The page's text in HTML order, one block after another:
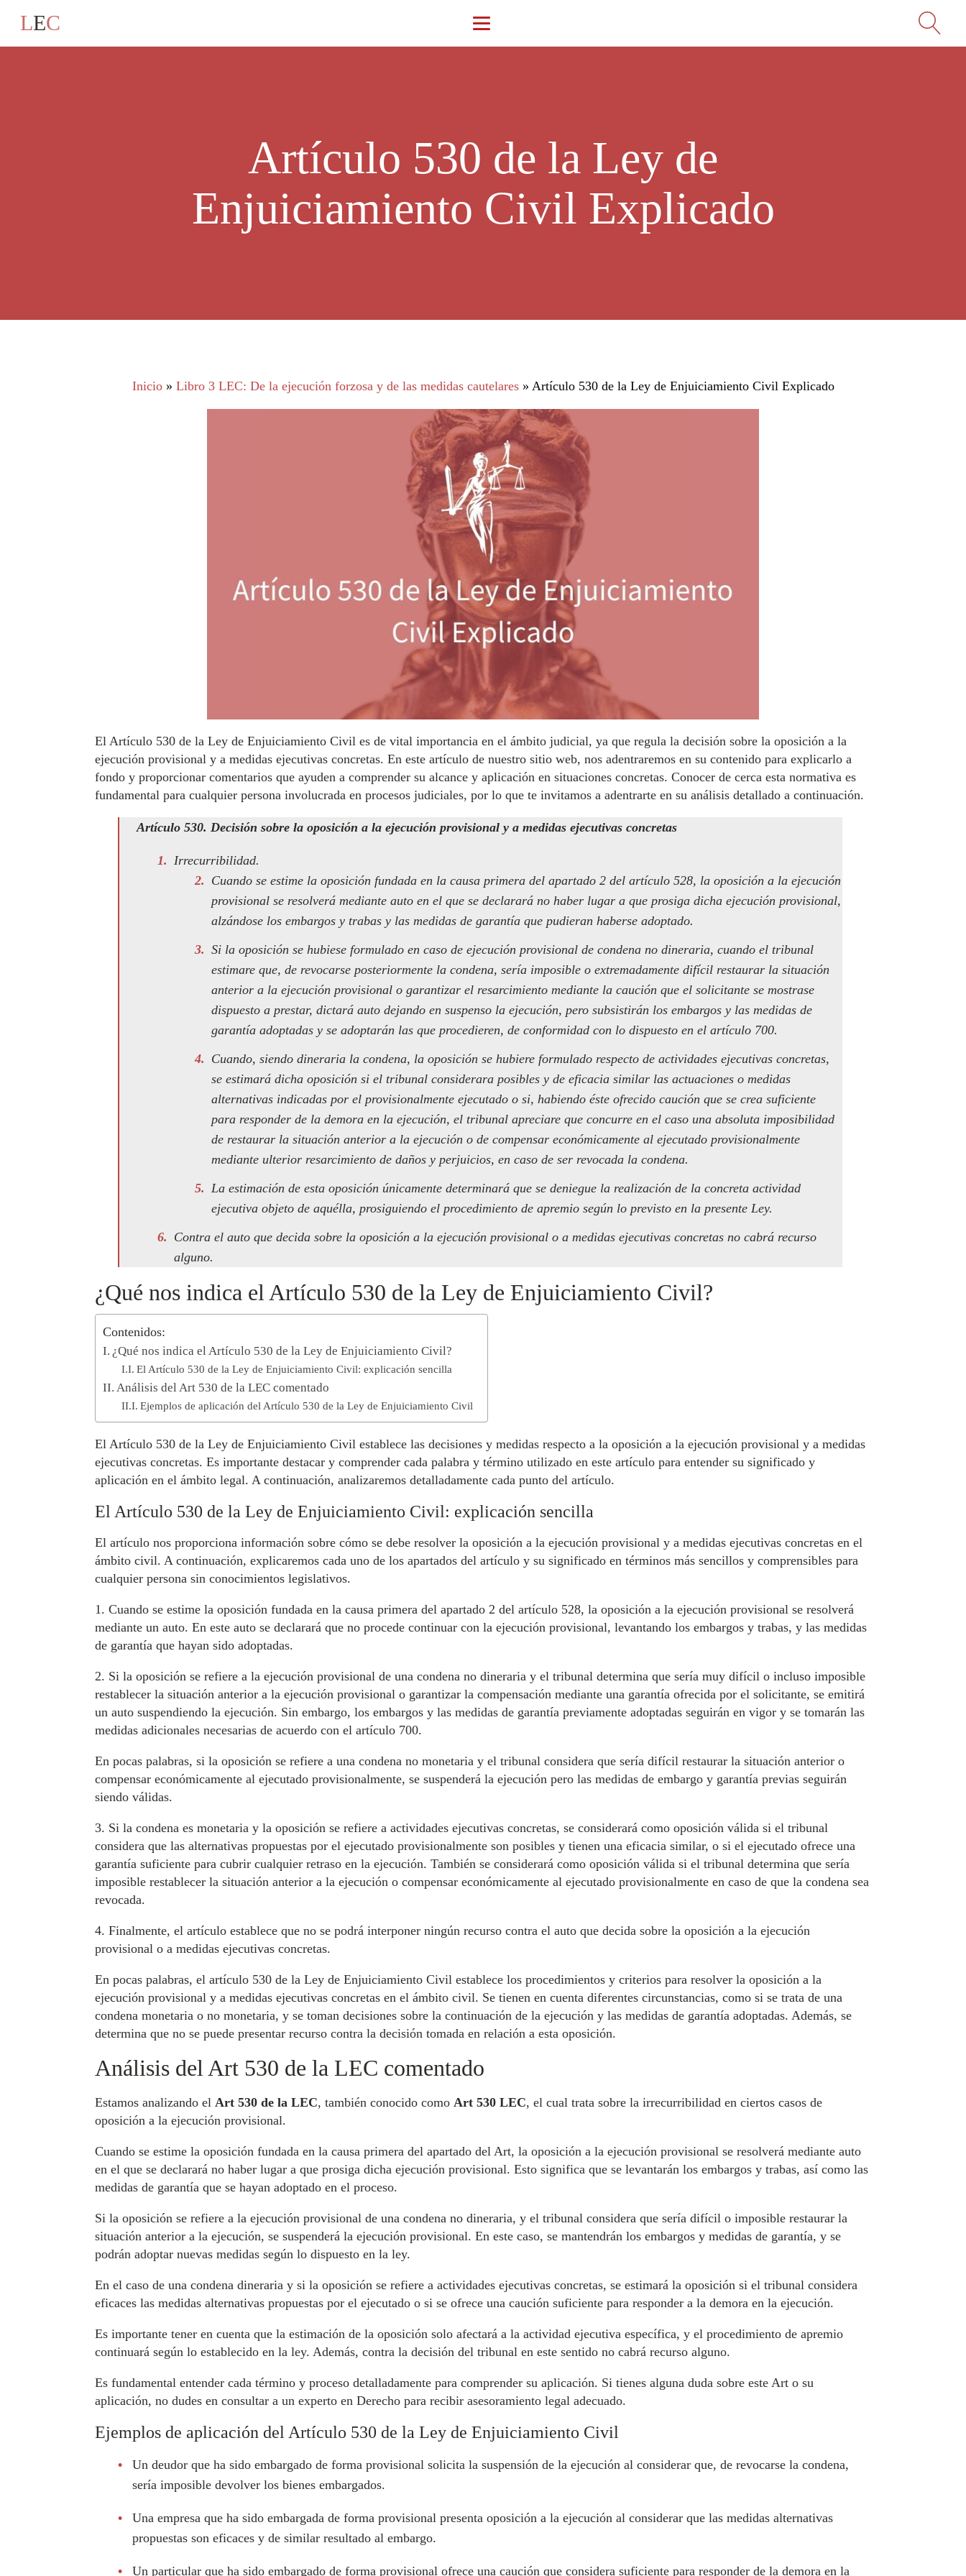
LEC
Artículo 530 de la Ley de
Enjuiciamiento Civil Explicado
Inicio» Libro 3 LEC: De la ejecución forzosa y de las medidas cautelares» Artículo 530 de la Ley de Enjuiciamiento Civil Explicado
El Artículo 530 de la Ley de Enjuiciamiento Civil es de vital importancia en el ámbito judicial, ya que regula la decisión sobre la oposición a la
ejecución provisional y a medidas ejecutivas concretas. En este artículo de nuestro sitio web, nos adentraremos en su contenido para explicarlo a
fondo y proporcionar comentarios que ayuden a comprender su alcance y aplicación en situaciones concretas. Conocer de cerca esta normativa es
fundamental para cualquier persona involucrada en procesos judiciales, por lo que te invitamos a adentrarte en su análisis detallado a continuación.
Artículo 530. Decisión sobre la oposición a la ejecución provisional y a medidas ejecutivas concretas
Irrecurribilidad.
Cuando se estime la oposición fundada en la causa primera del apartado 2 del artículo 528, la oposición a la ejecución
provisional se resolverá mediante auto en el que se declarará no haber lugar a que prosiga dicha ejecución provisional,
alzándose los embargos y trabas y las medidas de garantía que pudieran haberse adoptado.
Si la oposición se hubiese formulado en caso de ejecución provisional de condena no dineraria, cuando el tribunal
estimare que, de revocarse posteriormente la condena, sería imposible o extremadamente difícil restaurar la situación
anterior a la ejecución provisional o garantizar el resarcimiento mediante la caución que el solicitante se mostrase
dispuesto a prestar, dictará auto dejando en suspenso la ejecución, pero subsistirán los embargos y las medidas de
garantía adoptadas y se adoptarán las que procedieren, de conformidad con lo dispuesto en el artículo 700.
Cuando, siendo dineraria la condena, la oposición se hubiere formulado respecto de actividades ejecutivas concretas,
se estimará dicha oposición si el tribunal considerara posibles y de eficacia similar las actuaciones o medidas
alternativas indicadas por el provisionalmente ejecutado o si, habiendo éste ofrecido caución que se crea suficiente
para responder de la demora en la ejecución, el tribunal apreciare que concurre en el caso una absoluta imposibilidad
de restaurar la situación anterior a la ejecución o de compensar económicamente al ejecutado provisionalmente
mediante ulterior resarcimiento de daños y perjuicios, en caso de ser revocada la condena.
La estimación de esta oposición únicamente determinará que se deniegue la realización de la concreta actividad
ejecutiva objeto de aquélla, prosiguiendo el procedimiento de apremio según lo previsto en la presente Ley.
Contra el auto que decida sobre la oposición a la ejecución provisional o a medidas ejecutivas concretas no cabrá recurso
alguno.
¿Qué nos indica el Artículo 530 de la Ley de Enjuiciamiento Civil?
Contenidos:
¿Qué nos indica el Artículo 530 de la Ley de Enjuiciamiento Civil?
El Artículo 530 de la Ley de Enjuiciamiento Civil: explicación sencilla
Análisis del Art 530 de la LEC comentado
Ejemplos de aplicación del Artículo 530 de la Ley de Enjuiciamiento Civil
El Artículo 530 de la Ley de Enjuiciamiento Civil establece las decisiones y medidas respecto a la oposición a la ejecución provisional y a medidas
ejecutivas concretas. Es importante destacar y comprender cada palabra y término utilizado en este artículo para entender su significado y
aplicación en el ámbito legal. A continuación, analizaremos detalladamente cada punto del artículo.
El Artículo 530 de la Ley de Enjuiciamiento Civil: explicación sencilla
El artículo nos proporciona información sobre cómo se debe resolver la oposición a la ejecución provisional y a medidas ejecutivas concretas en el
ámbito civil. A continuación, explicaremos cada uno de los apartados del artículo y su significado en términos más sencillos y comprensibles para
cualquier persona sin conocimientos legislativos.
1. Cuando se estime la oposición fundada en la causa primera del apartado 2 del artículo 528, la oposición a la ejecución provisional se resolverá
mediante un auto. En este auto se declarará que no procede continuar con la ejecución provisional, levantando los embargos y trabas, y las medidas
de garantía que hayan sido adoptadas.
2. Si la oposición se refiere a la ejecución provisional de una condena no dineraria y el tribunal determina que sería muy difícil o incluso imposible
restablecer la situación anterior a la ejecución provisional o garantizar la compensación mediante una garantía ofrecida por el solicitante, se emitirá
un auto suspendiendo la ejecución. Sin embargo, los embargos y las medidas de garantía previamente adoptadas seguirán en vigor y se tomarán las
medidas adicionales necesarias de acuerdo con el artículo 700.
En pocas palabras, si la oposición se refiere a una condena no monetaria y el tribunal considera que sería difícil restaurar la situación anterior o
compensar económicamente al ejecutado provisionalmente, se suspenderá la ejecución pero las medidas de embargo y garantía previas seguirán
siendo válidas.
3. Si la condena es monetaria y la oposición se refiere a actividades ejecutivas concretas, se considerará como oposición válida si el tribunal
considera que las alternativas propuestas por el ejecutado provisionalmente son posibles y tienen una eficacia similar, o si el ejecutado ofrece una
garantía suficiente para cubrir cualquier retraso en la ejecución. También se considerará como oposición válida si el tribunal determina que sería
imposible restablecer la situación anterior a la ejecución o compensar económicamente al ejecutado provisionalmente en caso de que la condena sea
revocada.
4. Finalmente, el artículo establece que no se podrá interponer ningún recurso contra el auto que decida sobre la oposición a la ejecución
provisional o a medidas ejecutivas concretas.
En pocas palabras, el artículo 530 de la Ley de Enjuiciamiento Civil establece los procedimientos y criterios para resolver la oposición a la
ejecución provisional y a medidas ejecutivas concretas en el ámbito civil. Se tienen en cuenta diferentes circunstancias, como si se trata de una
condena monetaria o no monetaria, y se toman decisiones sobre la continuación de la ejecución y las medidas de garantía adoptadas. Además, se
determina que no se puede presentar recurso contra la decisión tomada en relación a esta oposición.
Análisis del Art 530 de la LEC comentado
Estamos analizando el Art 530 de la LEC, también conocido como Art 530 LEC, el cual trata sobre la irrecurribilidad en ciertos casos de
oposición a la ejecución provisional.
Cuando se estime la oposición fundada en la causa primera del apartado del Art, la oposición a la ejecución provisional se resolverá mediante auto
en el que se declarará no haber lugar a que prosiga dicha ejecución provisional. Esto significa que se levantarán los embargos y trabas, así como las
medidas de garantía que se hayan adoptado en el proceso.
Si la oposición se refiere a la ejecución provisional de una condena no dineraria, y el tribunal considera que sería difícil o imposible restaurar la
situación anterior a la ejecución, se suspenderá la ejecución provisional. En este caso, se mantendrán los embargos y medidas de garantía, y se
podrán adoptar nuevas medidas según lo dispuesto en la ley.
En el caso de una condena dineraria y si la oposición se refiere a actividades ejecutivas concretas, se estimará la oposición si el tribunal considera
eficaces las medidas alternativas propuestas por el ejecutado o si se ofrece una caución suficiente para responder a la demora en la ejecución.
Es importante tener en cuenta que la estimación de la oposición solo afectará a la actividad ejecutiva específica, y el procedimiento de apremio
continuará según lo establecido en la ley. Además, contra la decisión del tribunal en este sentido no cabrá recurso alguno.
Es fundamental entender cada término y proceso detalladamente para comprender su aplicación. Si tienes alguna duda sobre este Art o su
aplicación, no dudes en consultar a un experto en Derecho para recibir asesoramiento legal adecuado.
Ejemplos de aplicación del Artículo 530 de la Ley de Enjuiciamiento Civil
Un deudor que ha sido embargado de forma provisional solicita la suspensión de la ejecución al considerar que, de revocarse la condena,
sería imposible devolver los bienes embargados.
Una empresa que ha sido embargada de forma provisional presenta oposición a la ejecución al considerar que las medidas alternativas
propuestas son eficaces y de similar resultado al embargo.
Un particular que ha sido embargado de forma provisional ofrece una caución que considera suficiente para responder de la demora en la